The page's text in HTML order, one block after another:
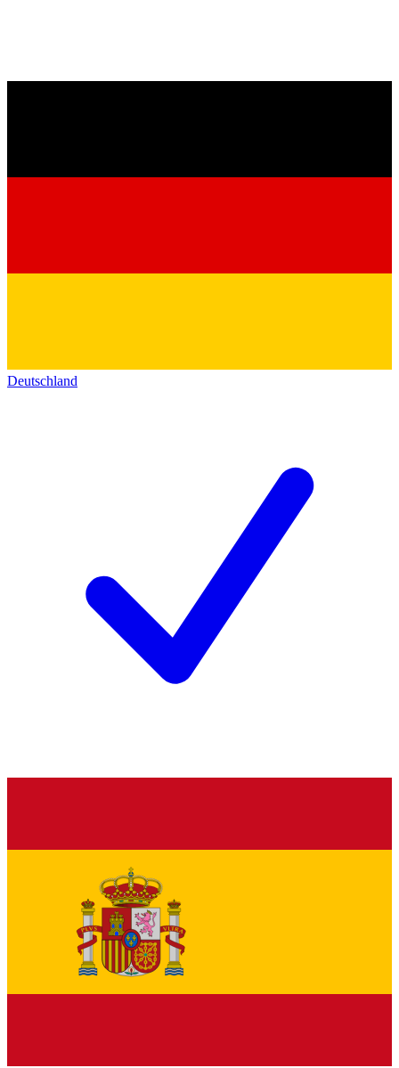
Deutschland